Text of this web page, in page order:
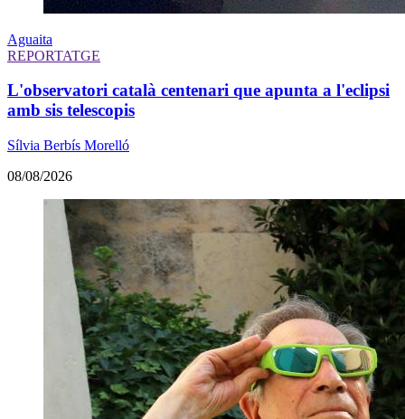
Aguaita
REPORTATGE
L'observatori català centenari que apunta a l'eclipsi
amb sis telescopis
Sílvia Berbís Morelló
08/08/2026